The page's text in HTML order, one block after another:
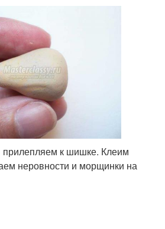
прилепляем к шишке. Клеим
неровности и морщинки на